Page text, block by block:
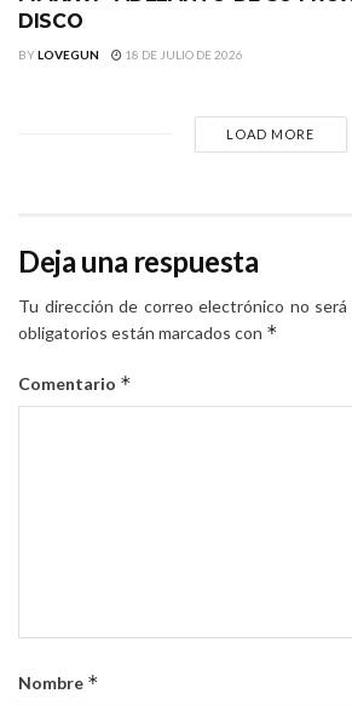
DISCO
BYLOVEGUN 18 DE JULIO DE 2026
LOAD MORE
Deja una respuesta
Tu dirección de correo electrónico no será
obligatorios están marcados con *
Comentario *
Nombre *